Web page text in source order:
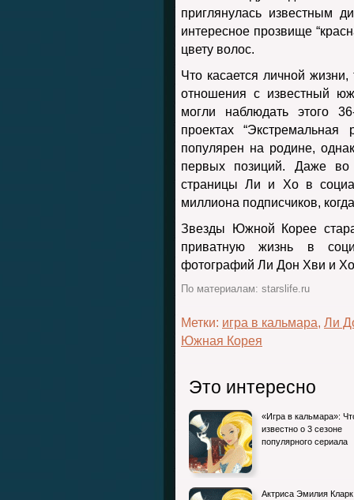
приглянулась известным
интересное прозвище
цвету волос.
Что касается личной
отношения с известный
могли наблюдать этого
проектах “Экстремальная
популярен на родине,
первых позиций. Даже
страницы Ли и Хо в
миллиона подписчиков,
Звезды Южной Корее
приватную жизнь в
фотографий Ли Дон Хви и
По материалам: starslife.ru
Метки: игра в кальмара, Ли
Южная Корея
Это интересно
«Игра в кальмара»:
известно о 3 сезоне
популярного сериала
Актриса Эмилия Кларк